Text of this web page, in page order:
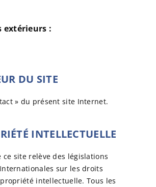
extérieurs :
DU SITE
» du présent site Internet.
INTELLECTUELLE
ce site relève des législations
sur les droits
intellectuelle. Tous les